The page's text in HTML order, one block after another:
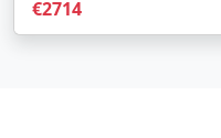
€2714